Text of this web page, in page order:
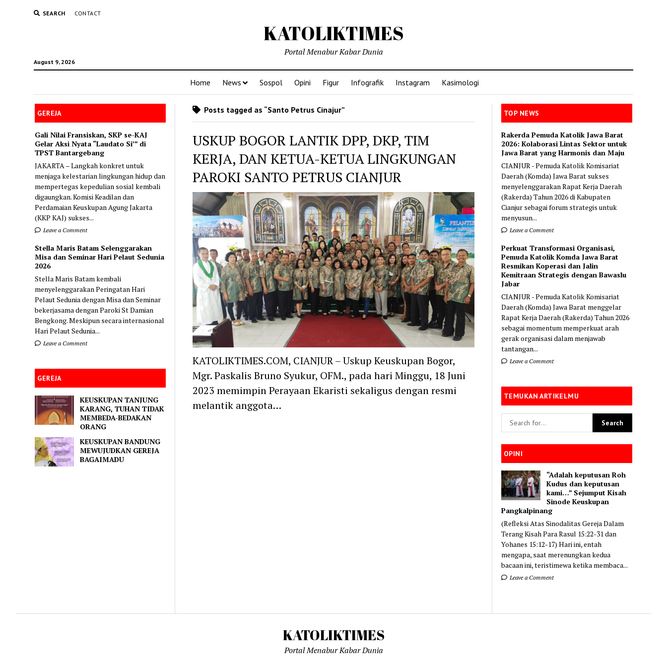
SEARCH CONTACT
KATOLIKTIMES
August 9, 2026
Portal Menabur Kabar Dunia
Home News Sospol Opini Figur Infografik Instagram Kasimologi
GEREJA
Gali Nilai Fransiskan, SKP se-KAJ
Gelar Aksi Nyata “Laudato Si’” di
TPST Bantargebang
JAKARTA – Langkah konkret untuk
menjaga kelestarian lingkungan hidup dan
mempertegas kepedulian sosial kembali
digaungkan. Komisi Keadilan dan
Perdamaian Keuskupan Agung Jakarta
(KKP KAJ) sukses...
Leave a Comment
Stella Maris Batam Selenggarakan
Misa dan Seminar Hari Pelaut Sedunia
2026
Stella Maris Batam kembali
menyelenggarakan Peringatan Hari
Pelaut Sedunia dengan Misa dan Seminar
bekerjasama dengan Paroki St Damian
Bengkong. Meskipun secara internasional
Hari Pelaut Sedunia...
Leave a Comment
GEREJA
KEUSKUPAN TANJUNG
KARANG, TUHAN TIDAK
MEMBEDA-BEDAKAN
ORANG
KEUSKUPAN BANDUNG
MEWUJUDKAN GEREJA
BAGAIMADU
Posts tagged as “Santo Petrus Cinajur”
USKUP BOGOR LANTIK DPP, DKP, TIM
KERJA, DAN KETUA-KETUA LINGKUNGAN
PAROKI SANTO PETRUS CIANJUR
KATOLIKTIMES.COM, CIANJUR – Uskup Keuskupan Bogor,
Mgr. Paskalis Bruno Syukur, OFM., pada hari Minggu, 18 Juni
2023 memimpin Perayaan Ekaristi sekaligus dengan resmi
melantik anggota…
TOP NEWS
Rakerda Pemuda Katolik Jawa Barat
2026: Kolaborasi Lintas Sektor untuk
Jawa Barat yang Harmonis dan Maju
CIANJUR - Pemuda Katolik Komisariat
Daerah (Komda) Jawa Barat sukses
menyelenggarakan Rapat Kerja Daerah
(Rakerda) Tahun 2026 di Kabupaten
Cianjur sebagai forum strategis untuk
menyusun...
Leave a Comment
Perkuat Transformasi Organisasi,
Pemuda Katolik Komda Jawa Barat
Resmikan Koperasi dan Jalin
Kemitraan Strategis dengan Bawaslu
Jabar
CIANJUR - Pemuda Katolik Komisariat
Daerah (Komda) Jawa Barat menggelar
Rapat Kerja Daerah (Rakerda) Tahun 2026
sebagai momentum memperkuat arah
gerak organisasi dalam menjawab
tantangan...
Leave a Comment
TEMUKAN ARTIKELMU
OPINI
“Adalah keputusan Roh
Kudus dan keputusan
kami…” Sejumput Kisah
Sinode Keuskupan
Pangkalpinang
(Refleksi Atas Sinodalitas Gereja Dalam
Terang Kisah Para Rasul 15:22-31 dan
Yohanes 15:12-17) Hari ini, entah
mengapa, saat merenungkan kedua
bacaan ini, teristimewa ketika membaca...
Leave a Comment
KATOLIKTIMES
Portal Menabur Kabar Dunia